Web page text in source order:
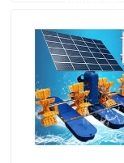
Aérateur de
Aérateur